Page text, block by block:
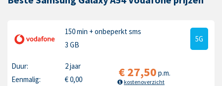
150 min + onbeperkt sms
3 GB
5G
Duur:
2 jaar
Eenmalig:
€0,00 €27,50 p.m.
kostenoverzicht